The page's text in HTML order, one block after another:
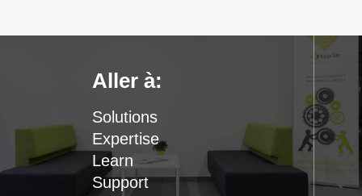
Aller à:
Solutions
Expertise
Learn
Support